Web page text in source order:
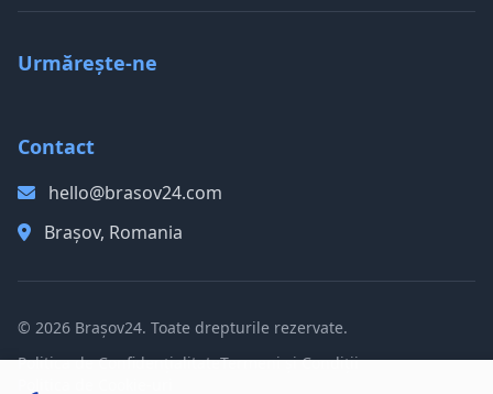
Urmărește-ne
Contact
hello@brasov24.com
Brașov, Romania
© 2026 Brașov24. Toate drepturile rezervate.
Politica de ConfidențialitateTermeni și Condiții